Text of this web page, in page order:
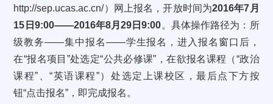
http://sep.ucas.ac.cn/）网上报名，开放时间为2016年7 月
15 日 9:00——2016年8月29 日9:00。具体操作路径为：所
级教务——集中报名——学生报名，进入报名窗口后，
在“报名项目”处选定“公共必修课”，在欲报名课程（“政治
课程”、“英语课程”）处选定上课校区，最后点下方按
钮“点击报名”，即完成报名。